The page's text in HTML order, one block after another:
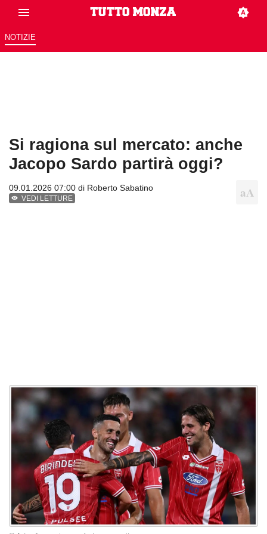
NOTIZIE
Si ragiona sul mercato: anche
Jacopo Sardo partirà oggi?
09.01.2026 07:00 di Roberto Sabatino
VEDI LETTURE